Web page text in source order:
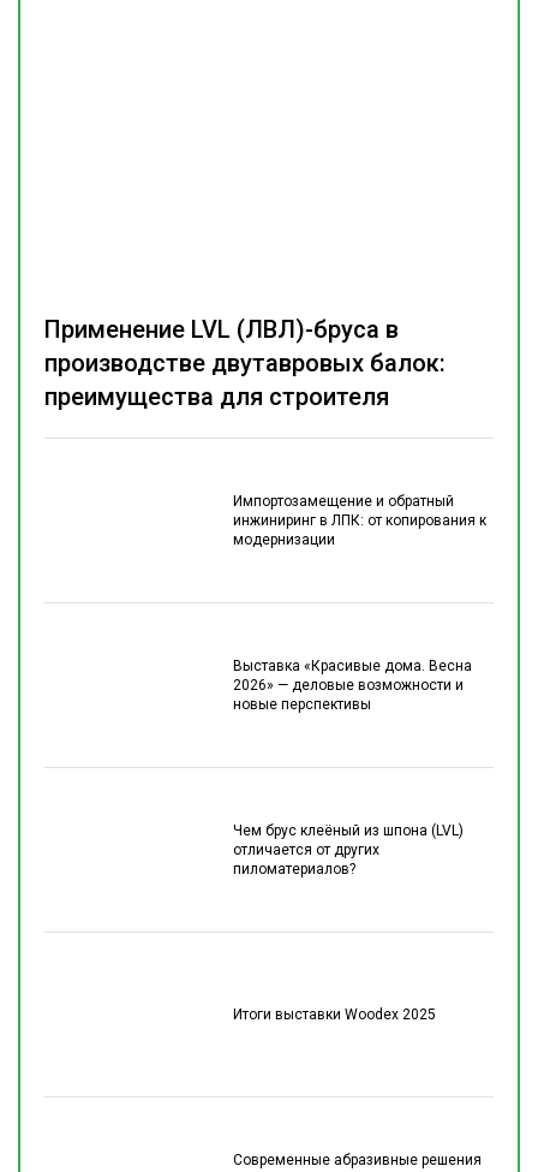
Импортозамещение и обратный
инжиниринг в ЛПК: от копирования к
модернизации
Выставка «Красивые дома. Весна
2026» — деловые возможности и
новые перспективы
Чем брус клеёный из шпона (LVL)
отличается от других
пиломатериалов?
Итоги выставки Woodex 2025
Современные абразивные решения
Применение LVL (ЛВЛ)-бруса в
производстве двутавровых балок:
преимущества для строителя